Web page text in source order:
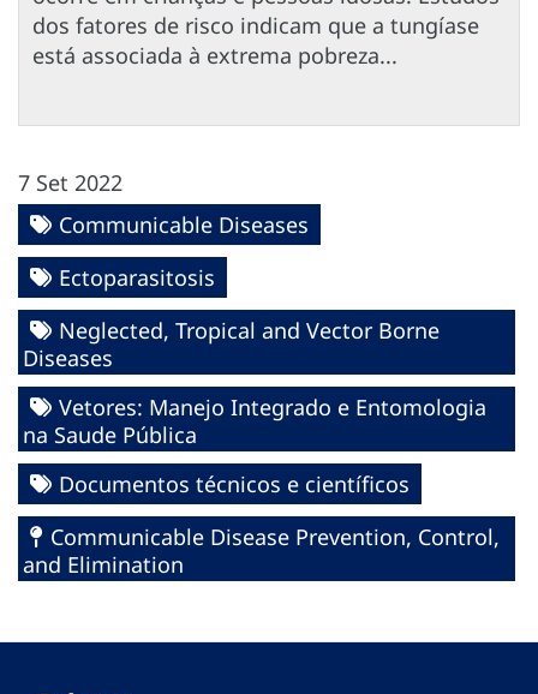
dos fatores de risco indicam que a tungíase
está associada à extrema pobreza...
7 Set 2022
Communicable Diseases
Ectoparasitosis
Neglected, Tropical and Vector Borne
Diseases
Vetores: Manejo Integrado e Entomologia
na Saude Pública
Documentos técnicos e científicos
Communicable Disease Prevention, Control,
and Elimination